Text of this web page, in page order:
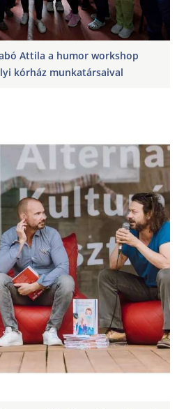
Attila a humor workshop
kórház munkatársaival